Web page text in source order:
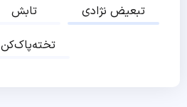
تابش
تبعیض نژادی
تخته‌پاک‌کن